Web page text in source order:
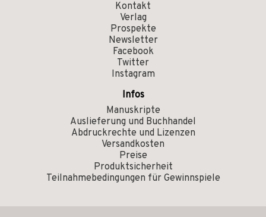
Kontakt
Verlag
Prospekte
Newsletter
Facebook
Twitter
Instagram
Infos
Manuskripte
Auslieferung und Buchhandel
Abdruckrechte und Lizenzen
Versandkosten
Preise
Produktsicherheit
Teilnahmebedingungen für Gewinnspiele